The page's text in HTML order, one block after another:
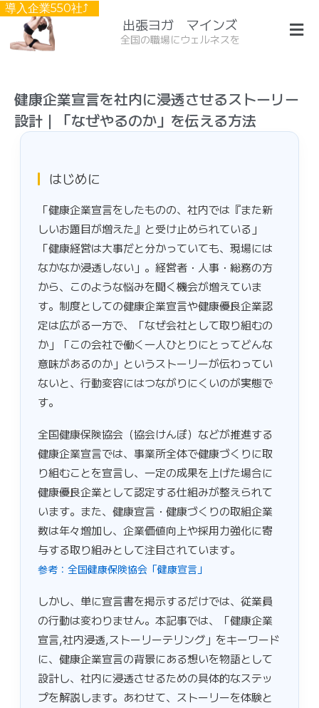
導入企業550社⤴︎
出張ヨガ マインズ
全国の職場にウェルネスを
健康企業宣言を社内に浸透させるストーリー
設計｜「なぜやるのか」を伝える方法
はじめに
「健康企業宣言をしたものの、社内では『また新
しいお題目が増えた』と受け止められている」
「健康経営は大事だと分かっていても、現場には
なかなか浸透しない」。経営者・人事・総務の方
から、このような悩みを聞く機会が増えていま
す。制度としての健康企業宣言や健康優良企業認
定は広がる一方で、「なぜ会社として取り組むの
か」「この会社で働く一人ひとりにとってどんな
意味があるのか」というストーリーが伝わってい
ないと、行動変容にはつながりにくいのが実態で
す。
全国健康保険協会（協会けんぽ）などが推進する
健康企業宣言では、事業所全体で健康づくりに取
り組むことを宣言し、一定の成果を上げた場合に
健康優良企業として認定する仕組みが整えられて
います。また、健康宣言・健康づくりの取組企業
数は年々増加し、企業価値向上や採用力強化に寄
与する取り組みとして注目されています。
参考：全国健康保険協会「健康宣言」
しかし、単に宣言書を掲示するだけでは、従業員
の行動は変わりません。本記事では、「健康企業
宣言,社内浸透,ストーリーテリング」をキーワード
に、健康企業宣言の背景にある想いを物語として
設計し、社内に浸透させるための具体的なステッ
プを解説します。あわせて、ストーリーを体験と